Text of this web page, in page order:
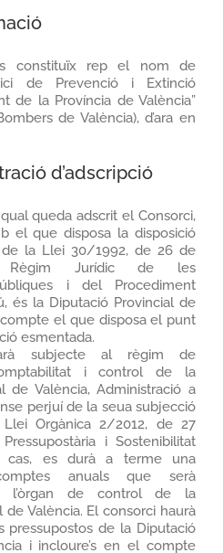
constituïx rep el nom de
de Prevenció i Extinció
de la Província de València”
de València), d’ara en
d’adscripció
qual queda adscrit el Consorci,
el que disposa la disposició
de la Llei 30/1992, de 26 de
Règim Jurídic de les
i del Procediment
és la Diputació Provincial de
el que disposa el punt
esmentada.
subjecte al règim de
i control de la
de València, Administració a
perjuí de la seua subjecció
Orgànica 2/2012, de 27
Pressupostària i Sostenibilitat
cas, es durà a terme una
anuals que serà
l’òrgan de control de la
de València. El consorci haurà
pressupostos de la Diputació
i incloure’s en el compte